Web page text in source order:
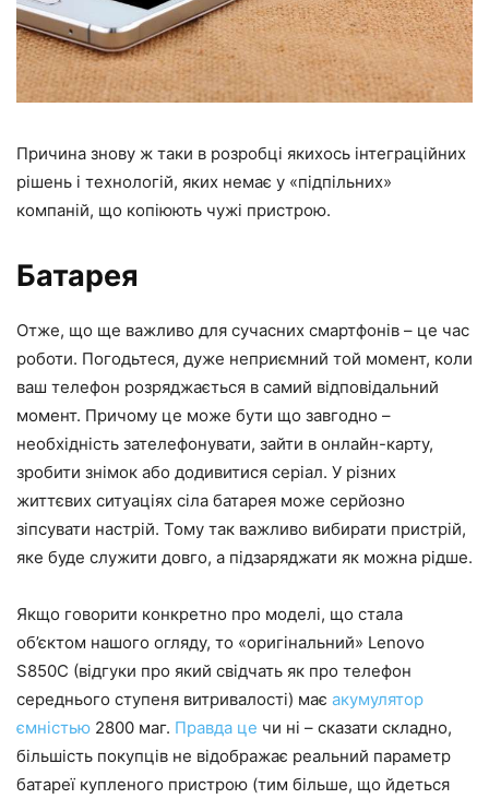
Причина знову ж таки в розробці якихось інтеграційних
рішень і технологій, яких немає у «підпільних»
компаній, що копіюють чужі пристрою.
Батарея
Отже, що ще важливо для сучасних смартфонів – це час
роботи. Погодьтеся, дуже неприємний той момент, коли
ваш телефон розряджається в самий відповідальний
момент. Причому це може бути що завгодно –
необхідність зателефонувати, зайти в онлайн-карту,
зробити знімок або додивитися серіал. У різних
життєвих ситуаціях сіла батарея може серйозно
зіпсувати настрій. Тому так важливо вибирати пристрій,
яке буде служити довго, а підзаряджати як можна рідше.
Якщо говорити конкретно про моделі, що стала
об’єктом нашого огляду, то «оригінальний» Lenovo
S850C (відгуки про який свідчать як про телефон
середнього ступеня витривалості) має акумулятор
ємністью 2800 маг. Правда це чи ні – сказати складно,
більшість покупців не відображає реальний параметр
батареї купленого пристрою (тим більше, що йдеться